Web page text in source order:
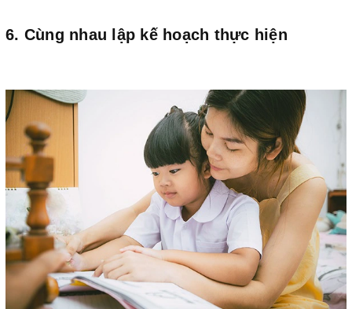
6. Cùng nhau lập kế hoạch thực hiện